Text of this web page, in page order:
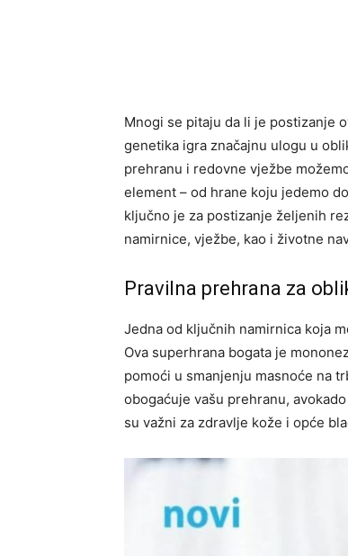
Mnogi se pitaju da li je postizanje
genetika igra značajnu ulogu u
prehranu i redovne vježbe
element – od hrane koju jedemo
ključno je za postizanje željenih
namirnice, vježbe, kao i životne
Pravilna prehrana za
Jedna od ključnih namirnica koja
Ova superhrana bogata je
pomoći u smanjenju masnoće na
obogaćuje vašu prehranu,
su važni za zdravlje kože i opće